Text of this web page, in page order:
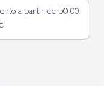
a partir de 50,00